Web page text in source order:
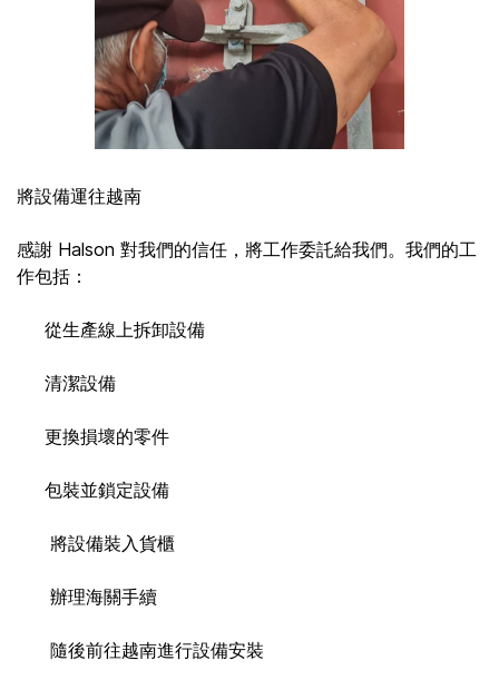
將設備運往越南
感謝 Halson 對我們的信任，將工作委託給我們。我們的工
作包括：
從生產線上拆卸設備
清潔設備
更換損壞的零件
包裝並鎖定設備
將設備裝入貨櫃
辦理海關手續
隨後前往越南進行設備安裝